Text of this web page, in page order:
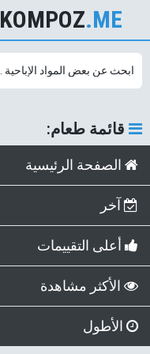
KOMPOZ.ME
قائمة طعام:
الصفحة الرئيسية
آخر
أعلى التقييمات
الأكثر مشاهدة
الأطول